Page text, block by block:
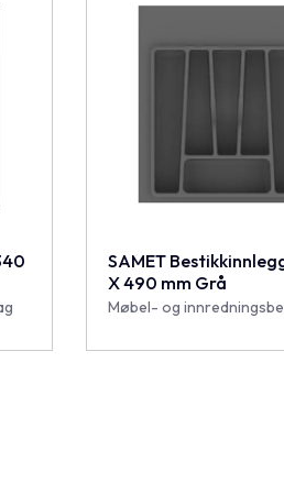
SAMET
X 490 mm Grå
Møbel- og